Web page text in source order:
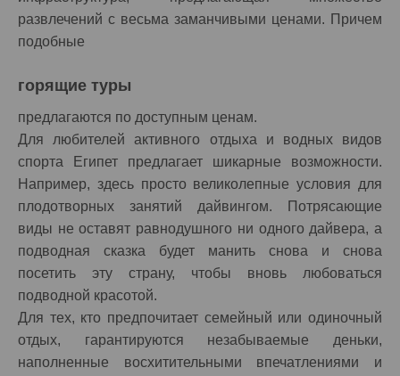
развлечений с весьма заманчивыми ценами. Причем
подобные
горящие туры
предлагаются по доступным ценам.
Для любителей активного отдыха и водных видов
спорта Египет предлагает шикарные возможности.
Например, здесь просто великолепные условия для
плодотворных занятий дайвингом. Потрясающие
виды не оставят равнодушного ни одного дайвера, а
подводная сказка будет манить снова и снова
посетить эту страну, чтобы вновь любоваться
подводной красотой.
Для тех, кто предпочитает семейный или одиночный
отдых, гарантируются незабываемые деньки,
наполненные восхитительными впечатлениями и